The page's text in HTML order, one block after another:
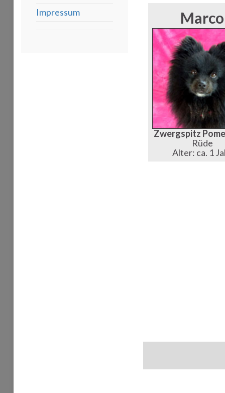
Impressum
Marco
Zwergspitz
Rüde
Alter: ca. 1